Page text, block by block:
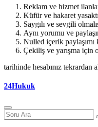
Reklam ve hizmet
Küfür ve hakaret
Saygılı ve sevgili
Aynı yorumu ve
Nulled içerik paylaşımı
Çekiliş ve yarışma için
tarihinde hesabınız tekrardan
24Hukuk